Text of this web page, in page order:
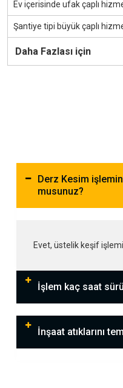
Ev içerisinde ufak çaplı
Şantiye tipi büyük çaplı
Daha Fazlası için
Derz Kesim
musunuz?
Evet, üstelik keşif
İşlem kaç saat
İnşaat atıklarını